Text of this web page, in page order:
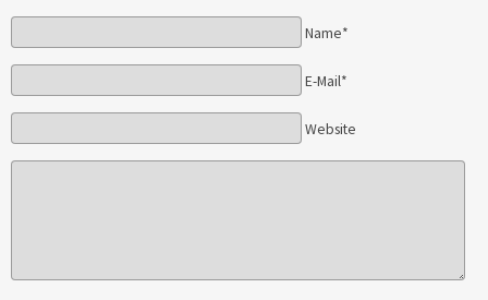
Name*
E-Mail*
Website